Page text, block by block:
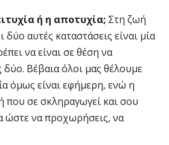
ή η αποτυχία; Στη ζωή
αυτές καταστάσεις είναι μία
να είναι σε θέση να
δύο. Βέβαια όλοι μας θέλουμε
όμως είναι εφήμερη, ενώ η
που σε σκληραγωγεί και σου
ώστε να προχωρήσεις, να